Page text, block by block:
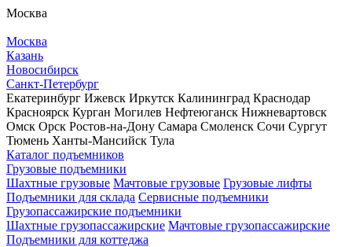
Москва
Москва
Казань
Новосибирск
Санкт-Петербург
Екатеринбург Ижевск Иркутск Калининград Краснодар
Красноярск Курган Могилев Нефтеюганск Нижневартовск
Омск Орск Ростов-на-Дону Самара Смоленск Сочи Сургут
Тюмень Ханты-Мансийск Тула
Каталог подъемников
Грузовые подъемники
Шахтные грузовые Мачтовые грузовые Грузовые лифты
Подъемники для склада Сервисные подъемники
Грузопассажирские подъемники
Шахтные грузопассажирские Мачтовые грузопассажирские
Подъемники для коттеджа